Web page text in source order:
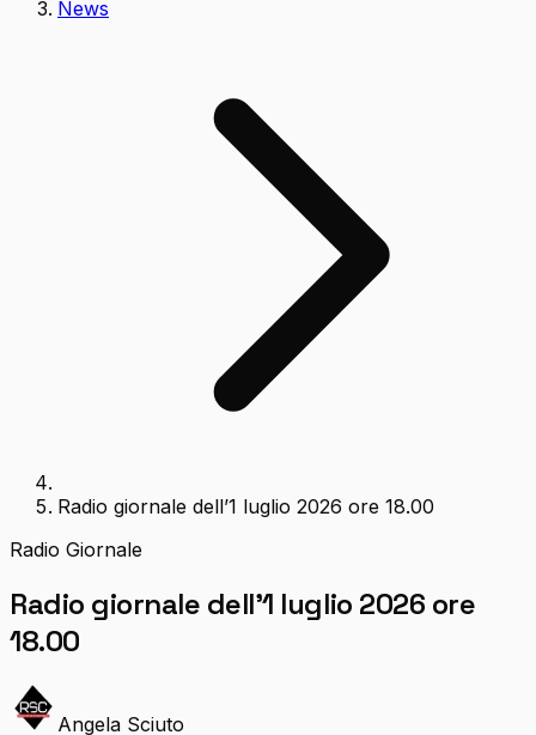
News
Radio giornale dell’1 luglio 2026 ore 18.00
Radio Giornale
Radio giornale dell’1 luglio 2026 ore
18.00
Angela Sciuto